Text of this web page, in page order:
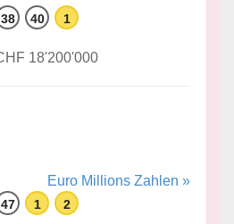
38 40 1
18'200'000
Euro Millions Zahlen »
47 1 2